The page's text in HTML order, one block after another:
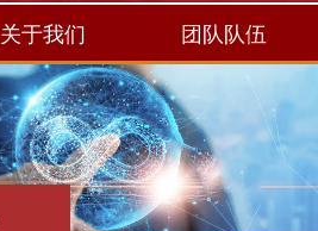
关于我们 团队队伍